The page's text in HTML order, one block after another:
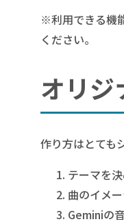
※利用できる機
ください。
オリジ
作り方はとても
テーマを
曲のイメ
Geminiの